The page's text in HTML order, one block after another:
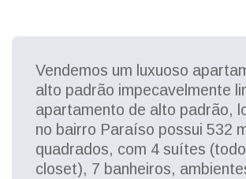
Vendemos um luxuoso
alto padrão impecavelmente
apartamento de alto padrão,
no bairro Paraíso possui 532
quadrados, com 4 suítes
closet), 7 banheiros,